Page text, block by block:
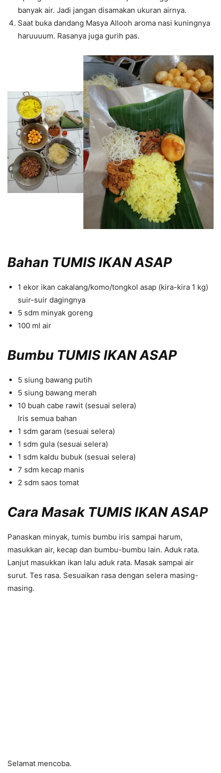
banyak air. Jadi jangan disamakan ukuran airnya.
Saat buka dandang Masya Allooh aroma nasi kuningnya
haruuuum. Rasanya juga gurih pas.
Bahan TUMIS IKAN ASAP
1 ekor ikan cakalang/komo/tongkol asap (kira-kira 1 kg)
suir-suir dagingnya
5 sdm minyak goreng
100 ml air
Bumbu TUMIS IKAN ASAP
5 siung bawang putih
5 siung bawang merah
10 buah cabe rawit (sesuai selera)
Iris semua bahan
1 sdm garam (sesuai selera)
1 sdm gula (sesuai selera)
1 sdm kaldu bubuk (sesuai selera)
7 sdm kecap manis
2 sdm saos tomat
Cara Masak TUMIS IKAN ASAP
Panaskan minyak, tumis bumbu iris sampai harum,
masukkan air, kecap dan bumbu-bumbu lain. Aduk rata.
Lanjut masukkan ikan lalu aduk rata. Masak sampai air
surut. Tes rasa. Sesuaikan rasa dengan selera masing-
masing.
Selamat mencoba.